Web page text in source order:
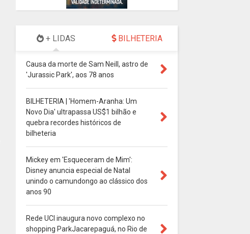
+ LIDAS BILHETERIA
Causa da morte de Sam Neill, astro de
'Jurassic Park', aos 78 anos
BILHETERIA | 'Homem-Aranha: Um
Novo Dia' ultrapassa US$1 bilhão e
quebra recordes históricos de
bilheteria
Mickey em 'Esqueceram de Mim':
Disney anuncia especial de Natal
unindo o camundongo ao clássico dos
anos 90
Rede UCI inaugura novo complexo no
shopping ParkJacarepaguá, no Rio de